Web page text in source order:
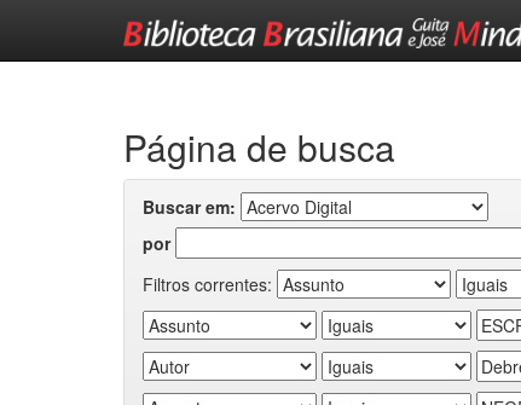
Página de busca
Buscar em:
por
Filtros correntes: